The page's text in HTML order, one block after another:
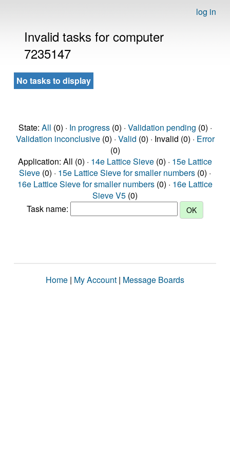
log in
Invalid tasks for computer
7235147
No tasks to display
State: All (0) · In progress(0) · Validation pending (0) ·
Validation inconclusive(0) · Valid (0) · Invalid (0) · Error
(0)
Application: All (0) · 14e Lattice Sieve (0) · 15e Lattice
Sieve (0) · 15e Lattice Sieve for smaller numbers (0) ·
16e Lattice Sieve for smaller numbers (0) · 16e Lattice
Sieve V5 (0)
Task name:
Home | My Account | Message Boards